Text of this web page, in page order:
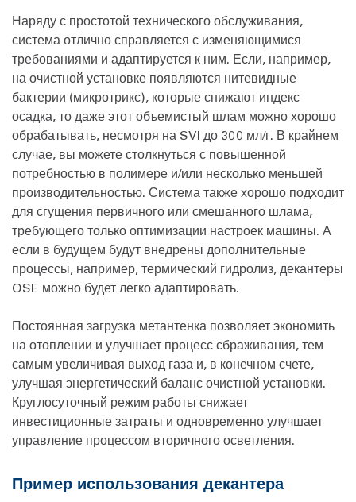
Наряду с простотой технического обслуживания,
система отлично справляется с изменяющимися
требованиями и адаптируется к ним. Если, например,
на очистной установке появляются нитевидные
бактерии (микротрикс), которые снижают индекс
осадка, то даже этот объемистый шлам можно хорошо
обрабатывать, несмотря на SVI до 300 мл/г. В крайнем
случае, вы можете столкнуться с повышенной
потребностью в полимере и/или несколько меньшей
производительностью. Система также хорошо подходит
для сгущения первичного или смешанного шлама,
требующего только оптимизации настроек машины. А
если в будущем будут внедрены дополнительные
процессы, например, термический гидролиз, декантеры
OSE можно будет легко адаптировать.
Постоянная загрузка метантенка позволяет экономить
на отоплении и улучшает процесс сбраживания, тем
самым увеличивая выход газа и, в конечном счете,
улучшая энергетический баланс очистной установки.
Круглосуточный режим работы снижает
инвестиционные затраты и одновременно улучшает
управление процессом вторичного осветления.
Пример использования декантера